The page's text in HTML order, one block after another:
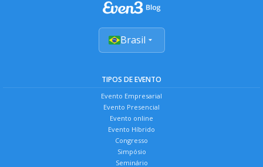
Brasil
TIPOS DE EVENTO
Evento Empresarial
Evento Presencial
Evento online
Evento Híbrido
Congresso
Simpósio
Seminário